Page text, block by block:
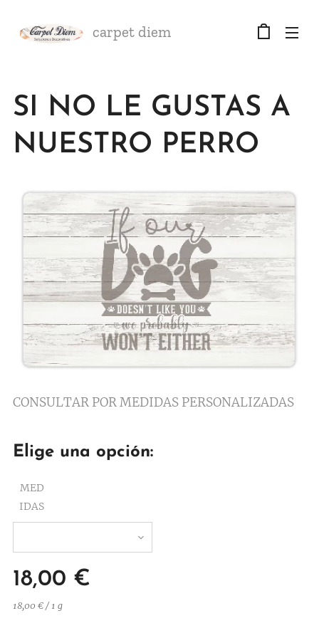
carpet diem
SI NO LE GUSTAS A
NUESTRO PERRO
CONSULTAR POR MEDIDAS PERSONALIZADAS
Elige una opción:
MED
IDAS
18,00 €
18,00 € / 1 g